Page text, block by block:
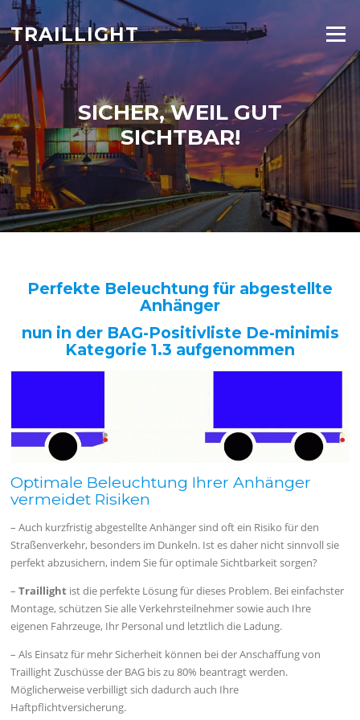
Skip to content
TRAILLIGHT Menu
SICHER, WEIL GUT
SICHTBAR!
Perfekte Beleuchtung für abgestellte
Anhänger
nun in der BAG-Positivliste De-minimis
Kategorie 1.3 aufgenommen
Optimale Beleuchtung Ihrer Anhänger
vermeidet Risiken
– Auch kurzfristig abgestellte Anhänger sind oft ein Risiko für den
Straßenverkehr, besonders im Dunkeln. Ist es daher nicht sinnvoll sie
perfekt abzusichern, indem Sie für optimale Sichtbarkeit sorgen?
–Traillight ist die perfekte Lösung für dieses Problem. Bei einfachster
Montage, schützen Sie alle Verkehrsteilnehmer sowie auch Ihre
eigenen Fahrzeuge, Ihr Personal und letztlich die Ladung.
– Als Einsatz für mehr Sicherheit können bei der Anschaffung von
Traillight Zuschüsse der BAG bis zu 80% beantragt werden.
Möglicherweise verbilligt sich dadurch auch Ihre
Haftpflichtversicherung.